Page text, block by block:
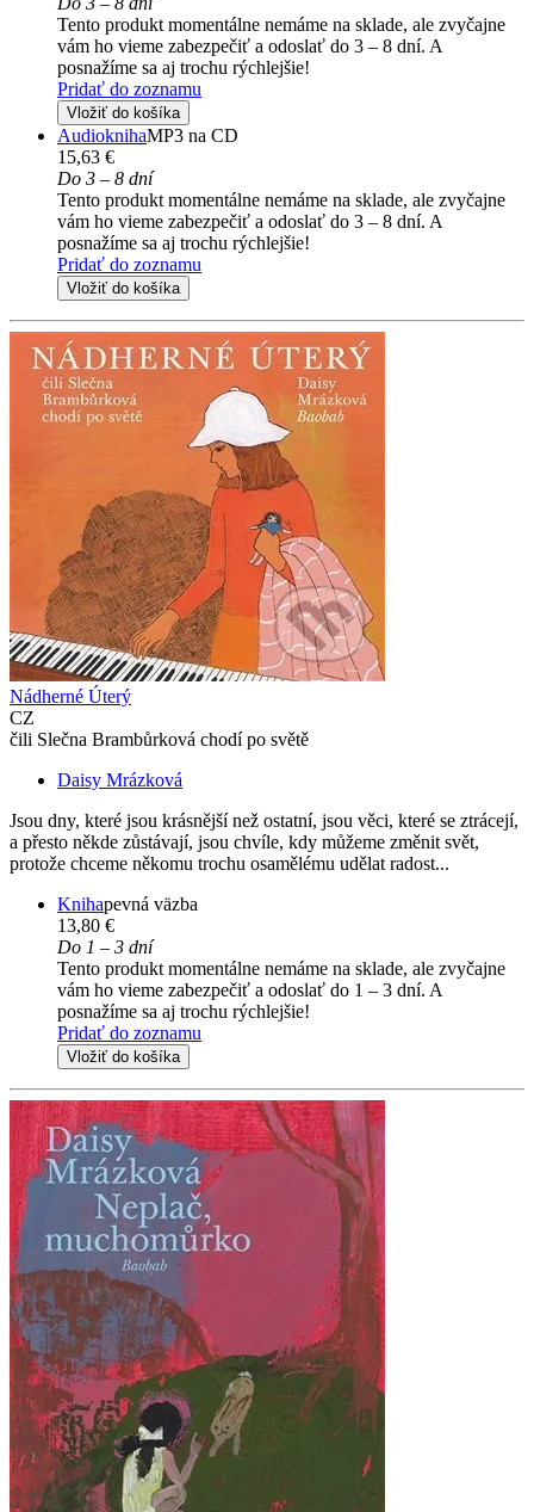
Tento produkt momentálne nemáme na sklade, ale zvyčajne
vám ho vieme zabezpečiť a odoslať do 3 – 8 dní. A
posnažíme sa aj trochu rýchlejšie!
Pridať do zoznamu
Vložiť do košíka
AudioknihaMP3 na CD
15,63 €
Do 3 – 8 dní
Tento produkt momentálne nemáme na sklade, ale zvyčajne
vám ho vieme zabezpečiť a odoslať do 3 – 8 dní. A
posnažíme sa aj trochu rýchlejšie!
Pridať do zoznamu
Vložiť do košíka
Nádherné Úterý
CZ
čili Slečna Brambůrková chodí po světě
Daisy Mrázková
Jsou dny, které jsou krásnější než ostatní, jsou věci, které se ztrácejí,
a přesto někde zůstávají, jsou chvíle, kdy můžeme změnit svět,
protože chceme někomu trochu osamělému udělat radost...
Knihapevná väzba
13,80 €
Do 1 – 3 dní
Tento produkt momentálne nemáme na sklade, ale zvyčajne
vám ho vieme zabezpečiť a odoslať do 1 – 3 dní. A
posnažíme sa aj trochu rýchlejšie!
Pridať do zoznamu
Vložiť do košíka